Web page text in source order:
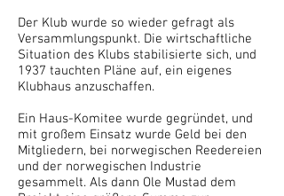
Der Klub wurde so wieder gefragt als
Versammlungspunkt. Die wirtschaftliche
Situation des Klubs stabilisierte sich, und
1937 tauchten Pläne auf, ein eigenes
Klubhaus anzuschaffen.
Ein Haus-Komitee wurde gegründet, und
mit großem Einsatz wurde Geld bei den
Mitgliedern, bei norwegischen Reedereien
und der norwegischen Industrie
gesammelt. Als dann Ole Mustad dem